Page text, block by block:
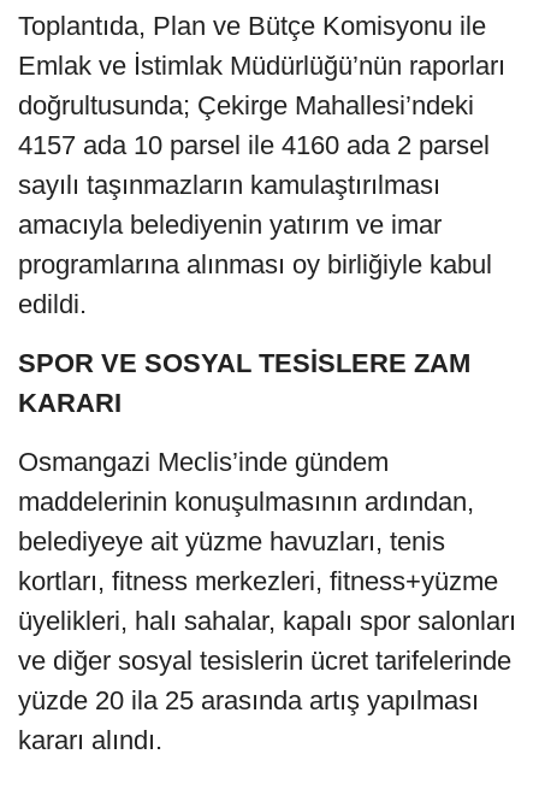
​Toplantıda, Plan ve Bütçe Komisyonu ile
Emlak ve İstimlak Müdürlüğü’nün raporları
doğrultusunda; Çekirge Mahallesi’ndeki
4157 ada 10 parsel ile 4160 ada 2 parsel
sayılı taşınmazların kamulaştırılması
amacıyla belediyenin yatırım ve imar
programlarına alınması oy birliğiyle kabul
edildi.
SPOR VE SOSYAL TESİSLERE ZAM
KARARI
Osmangazi Meclis’inde gündem
maddelerinin konuşulmasının ardından, ​
belediyeye ait yüzme havuzları, tenis
kortları, fitness merkezleri, fitness+yüzme
üyelikleri, halı sahalar, kapalı spor salonları
ve diğer sosyal tesislerin ücret tarifelerinde
yüzde 20 ila 25 arasında artış yapılması
kararı alındı.